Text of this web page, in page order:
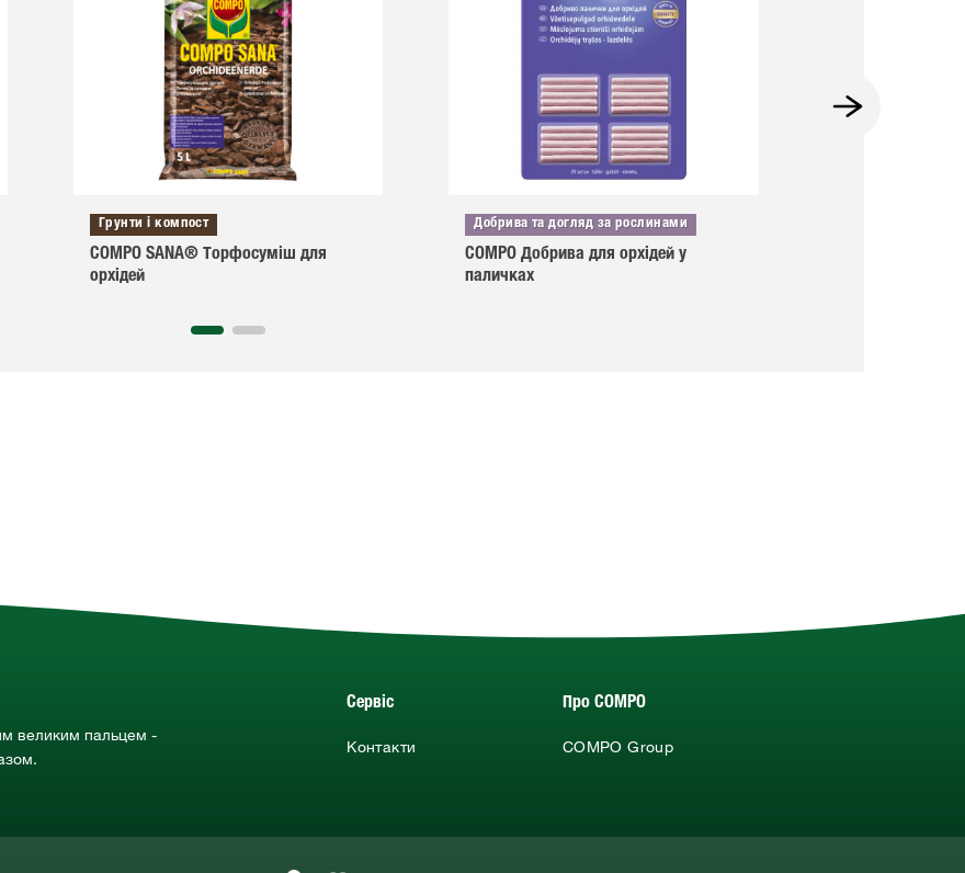
Грунти і компост
COMPO SANA® Торфосуміш для
орхідей
Добрива та догляд за рослинами
COMPO Добрива для орхідей у
паличках
великим пальцем -
Сервіс
Контакти
Про COMPO
COMPO Group